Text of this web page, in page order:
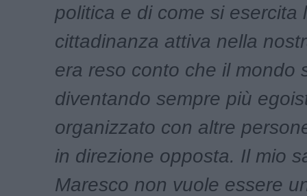
politica e di come si esercita
cittadinanza attiva nella
era reso conto che il mondo
diventando sempre più
organizzato con altre
in direzione opposta. Il mio
Maresco non vuole essere